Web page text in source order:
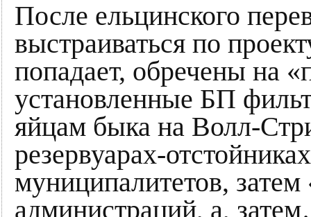
После ельцинского
выстраиваться по
попадает, обречены на
установленные БП
яйцам быка на Волл-
резервуарах-
муниципалитетов,
администраций, а,